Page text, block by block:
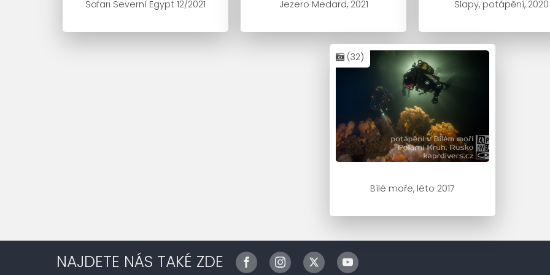
Safari Severní Egypt 12/2021 Jezero Medard, 2021 Slapy, potápění, 2020
(32)
Bílé moře, léto 2017
NAJDETE NÁS TAKÉ ZDE